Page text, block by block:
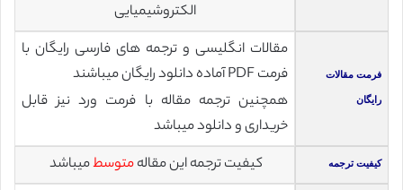
الکتروشیمیایی
فرمت مقالات
رایگان
مقالات انگلیسی و ترجمه های فارسی رایگان با
فرمت PDF آماده دانلود رایگان میباشند
همچنین ترجمه مقاله با فرمت ورد نیز قابل
خریداری و دانلود میباشد
کیفیت ترجمه کیفیت ترجمه این مقالهمتوسطمیباشد